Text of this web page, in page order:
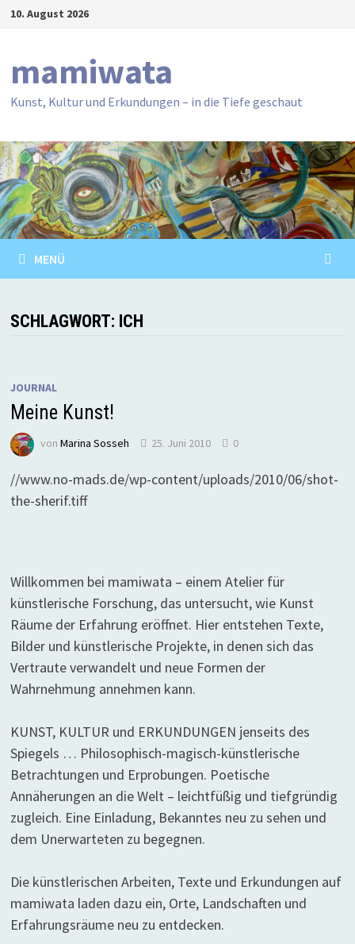
Zum10. August 2026
mamiwata
Kunst, Kultur und Erkundungen – in die Tiefe geschaut
MENÜ
SCHLAGWORT: ICH
JOURNAL
Meine Kunst!
von Marina Sosseh 25. Juni 2010 0
//www.no-mads.de/wp-content/uploads/2010/06/shot-
the-sherif.tiff
Willkommen bei mamiwata – einem Atelier für
künstlerische Forschung, das untersucht, wie Kunst
Räume der Erfahrung eröffnet. Hier entstehen Texte,
Bilder und künstlerische Projekte, in denen sich das
Vertraute verwandelt und neue Formen der
Wahrnehmung annehmen kann.
KUNST, KULTUR und ERKUNDUNGEN jenseits des
Spiegels … Philosophisch-magisch-künstlerische
Betrachtungen und Erprobungen. Poetische
Annäherungen an die Welt – leichtfüßig und tiefgründig
zugleich. Eine Einladung, Bekanntes neu zu sehen und
dem Unerwarteten zu begegnen.
Die künstlerischen Arbeiten, Texte und Erkundungen auf
mamiwata laden dazu ein, Orte, Landschaften und
Erfahrungsräume neu zu entdecken.